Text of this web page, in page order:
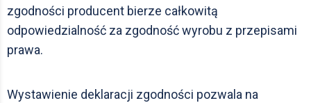
zgodności producent bierze całkowitą
odpowiedzialność za zgodność wyrobu z przepisami
prawa.
Wystawienie deklaracji zgodności pozwala na